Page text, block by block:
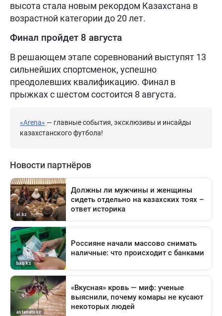
высота стала новым рекордом Казахстана в
возрастной категории до 20 лет.
Финал пройдет 8 августа
В решающем этапе соревнований выступят 13
сильнейших спортсменок, успешно
преодолевших квалификацию. Финал в
прыжках с шестом состоится 8 августа.
«Arena» — главные события, эксклюзивы и инсайды
казахстанского футбола!